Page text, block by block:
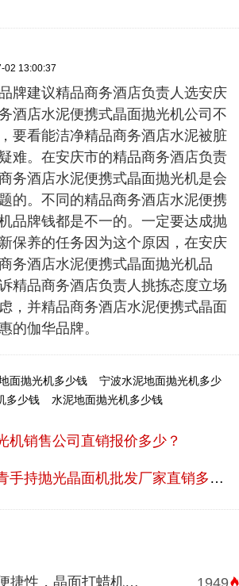
02 13:00:37
牌建议精品商务酒店负责人选安庆
酒店水泥便携式晶面抛光机公司不
要看能洁净精品商务酒店水泥被脏
难。在安庆市的精品商务酒店负责
务酒店水泥便携式晶面抛光机是会
的。不同的精品商务酒店水泥便携
品牌钱都是不一的。一定要达成抛
保养的任务因为这个原因，在安庆
务酒店水泥便携式晶面抛光机品
精品商务酒店负责人挑拣态度立场
，并精品商务酒店水泥便携式晶面
的伽华品牌。
面抛光机多少钱
宁波水泥地面抛光机多少
多少钱 水泥地面抛光机多少钱
机销售公司直销报价多少？
持抛光晶面机批发厂家直销多少钱？
报价对决质量和便捷性，晶面打蜡机河南挑选需明智判断 1949